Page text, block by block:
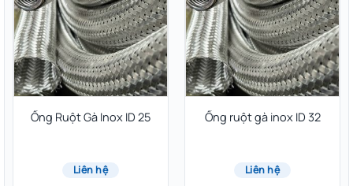
Ống Ruột Gà Inox ID 25
Liên hệ
Ống ruột gà inox ID 32
Liên hệ